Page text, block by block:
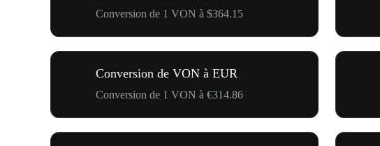
Conversion de 1 VON à $364.15
Conversion de VON à EUR
Conversion de 1 VON à €314.86